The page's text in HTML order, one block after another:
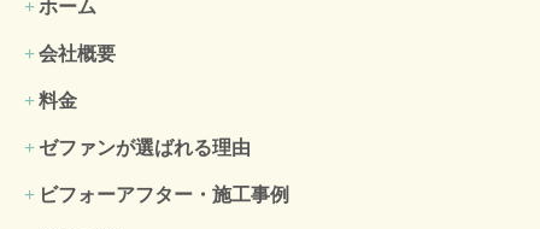
ホーム
会社概要
料金
ゼファンが選ばれる理由
ビフォーアフター・施工事例